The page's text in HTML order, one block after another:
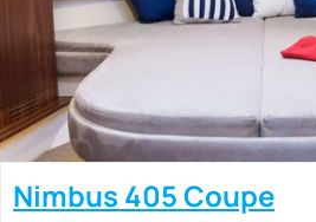
Nimbus 405 Coupe